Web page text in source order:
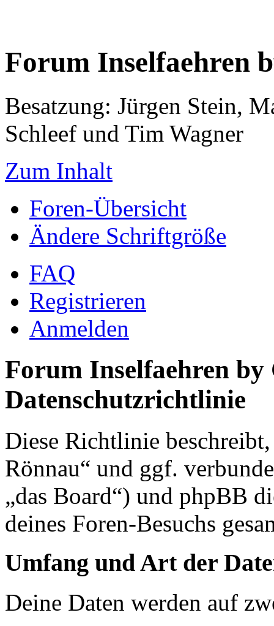
Forum Inselfaehren
Besatzung: Jürgen Stein,
Schleef und Tim Wagner
Zum Inhalt
Foren-Übersicht
Ändere Schriftgröße
FAQ
Registrieren
Anmelden
Forum Inselfaehren by
Datenschutzrichtlinie
Diese Richtlinie
Rönnau“ und ggf.
„das Board“) und phpBB
deines Foren-Besuchs
Umfang und Art der
Deine Daten werden auf